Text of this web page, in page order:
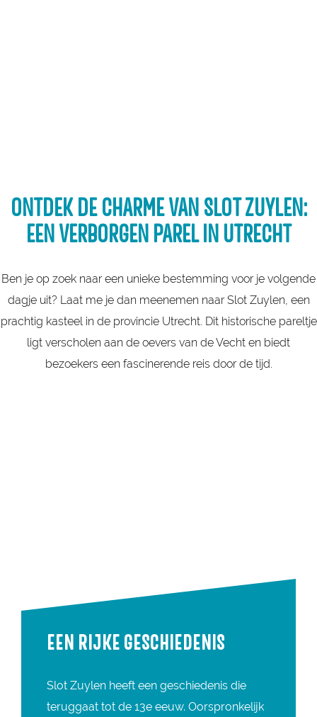
ONTDEK DE CHARME VAN SLOT ZUYLEN:
EEN VERBORGEN PAREL IN UTRECHT
Ben je op zoek naar een unieke bestemming voor je volgende
dagje uit? Laat me je dan meenemen naar Slot Zuylen, een
prachtig kasteel in de provincie Utrecht. Dit historische pareltje
ligt verscholen aan de oevers van de Vecht en biedt
bezoekers een fascinerende reis door de tijd.
EEN RIJKE GESCHIEDENIS
Slot Zuylen heeft een geschiedenis die
teruggaat tot de 13e eeuw. Oorspronkelijk